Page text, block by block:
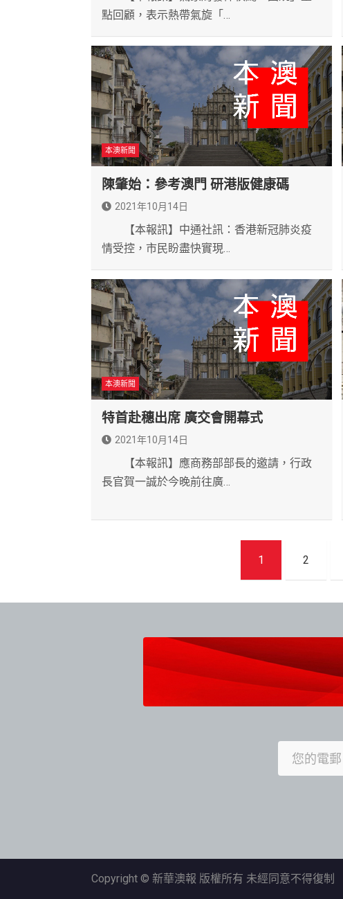
點回顧，表示熱帶氣旋「…
本澳新聞
陳肇始：參考澳門 研港版健康碼
2021年10月14日
【本報訊】中通社訊：香港新冠肺炎疫
情受控，市民盼盡快實現…
本澳新聞
特首赴穗出席 廣交會開幕式
2021年10月14日
【本報訊】應商務部部長的邀請，行政
長官賀一誠於今晚前往廣…
導
1 2
Copyright © 新華澳報 版權所有 未經同意不得復制